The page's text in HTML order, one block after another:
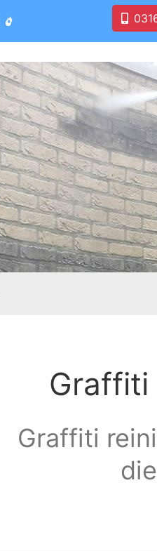
Graffiti
Graffiti